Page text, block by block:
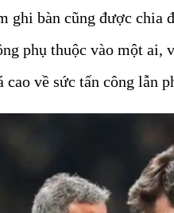
ghi bàn cũng được chia
phụ thuộc vào một ai,
về sức tấn công lẫn